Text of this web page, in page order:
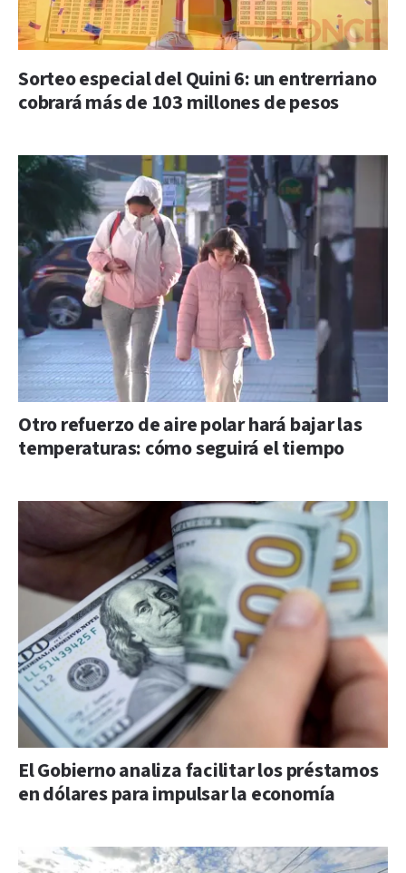
Sorteo especial del Quini 6: un entrerriano
cobrará más de 103 millones de pesos
Otro refuerzo de aire polar hará bajar las
temperaturas: cómo seguirá el tiempo
El Gobierno analiza facilitar los préstamos
en dólares para impulsar la economía